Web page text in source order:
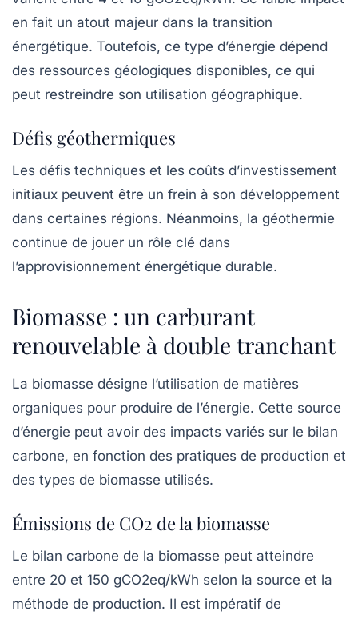
en fait un atout majeur dans la transition
énergétique. Toutefois, ce type d’énergie dépend
des ressources géologiques disponibles, ce qui
peut restreindre son utilisation géographique.
Défis géothermiques
Les défis techniques et les coûts d’investissement
initiaux peuvent être un frein à son développement
dans certaines régions. Néanmoins, la géothermie
continue de jouer un rôle clé dans
l’approvisionnement énergétique durable.
Biomasse : un carburant
renouvelable à double tranchant
La biomasse désigne l’utilisation de matières
organiques pour produire de l’énergie. Cette source
d’énergie peut avoir des impacts variés sur le bilan
carbone, en fonction des pratiques de production et
des types de biomasse utilisés.
Émissions de CO2 de la biomasse
Le bilan carbone de la biomasse peut atteindre
entre 20 et 150 gCO2eq/kWh selon la source et la
méthode de production. Il est impératif de